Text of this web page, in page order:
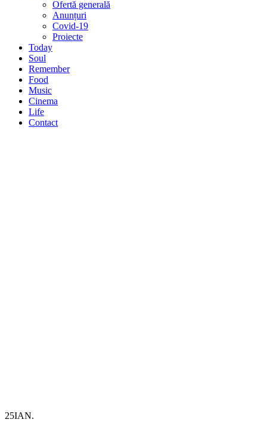
Ofertă generală
Anunțuri
Covid-19
Proiecte
Today
Soul
Remember
Food
Music
Cinema
Life
Contact
25IAN.